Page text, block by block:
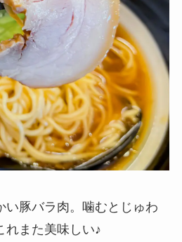
い豚バラ肉。噛むとじゅわ
れまた美味しい♪